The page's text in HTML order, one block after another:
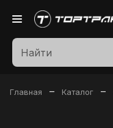
Главная – Каталог –